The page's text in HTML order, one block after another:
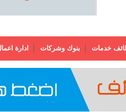
خدمات بنوك وشركات ادارة